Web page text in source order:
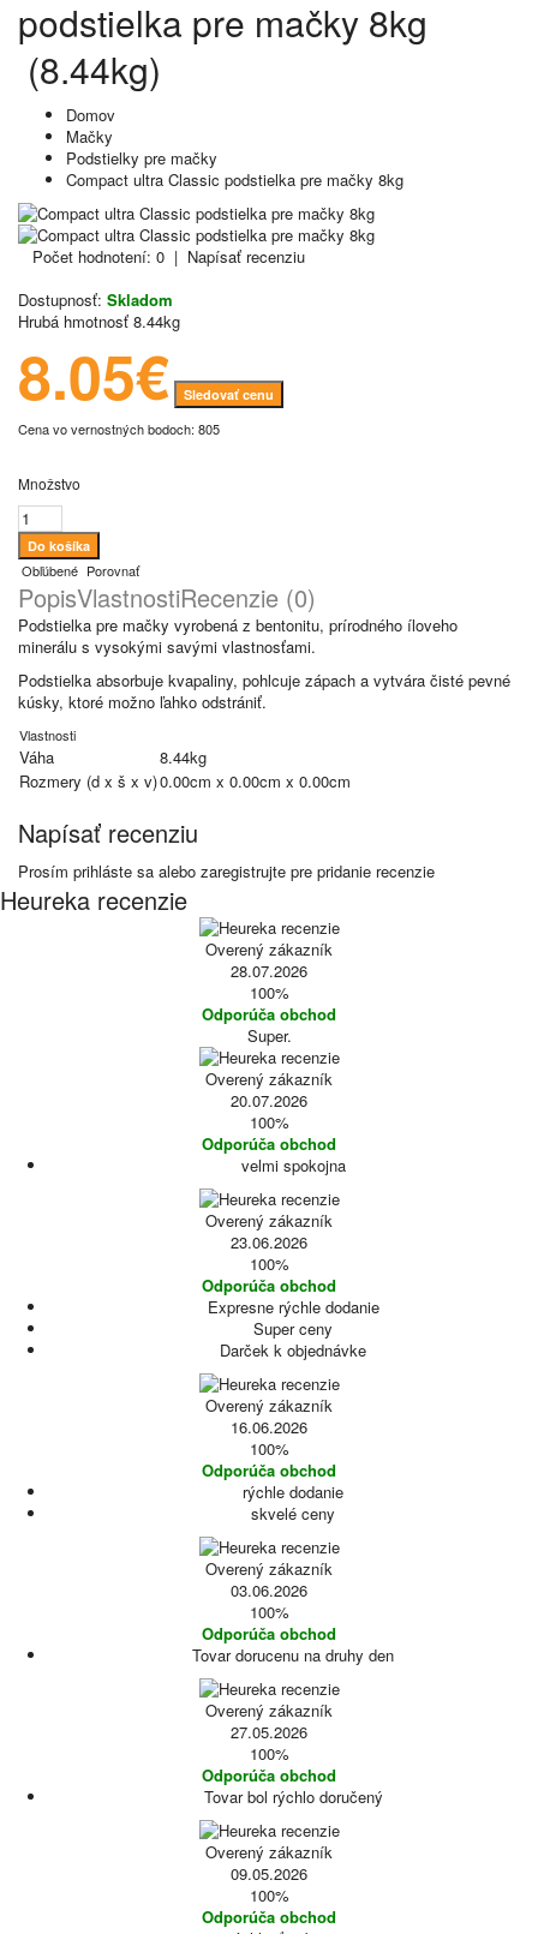
podstielka pre mačky 8kg
(8.44kg)
Domov
Mačky
Podstielky pre mačky
Compact ultra Classic podstielka pre mačky 8kg
Počet hodnotení: 0 | Napísať recenziu
Dostupnosť: Skladom
Hrubá hmotnosť 8.44kg
8.05€ Sledovať cenu
Cena vo vernostných bodoch: 805
Množstvo
Obľúbené Porovnať
PopisVlastnostiRecenzie (0)
Podstielka pre mačky vyrobená z bentonitu, prírodného íloveho
minerálu s vysokými savými vlastnosťami.
Podstielka absorbuje kvapaliny, pohlcuje zápach a vytvára čisté pevné
kúsky, ktoré možno ľahko odstrániť.
Vlastnosti
Váha
8.44kg
Rozmery (d x š x v)0.00cm x 0.00cm x 0.00cm
Napísať recenziu
Prosím prihláste sa alebo zaregistrujte pre pridanie recenzie
Heureka recenzie
Overený zákazník
28.07.2026
100%
Odporúča obchod
Super.
Overený zákazník
20.07.2026
100%
Odporúča obchod
velmi spokojna
Overený zákazník
23.06.2026
100%
Odporúča obchod
Expresne rýchle dodanie
Super ceny
Darček k objednávke
Overený zákazník
16.06.2026
100%
Odporúča obchod
rýchle dodanie
skvelé ceny
Overený zákazník
03.06.2026
100%
Odporúča obchod
Tovar dorucenu na druhy den
Overený zákazník
27.05.2026
100%
Odporúča obchod
Tovar bol rýchlo doručený
Overený zákazník
09.05.2026
100%
Odporúča obchod